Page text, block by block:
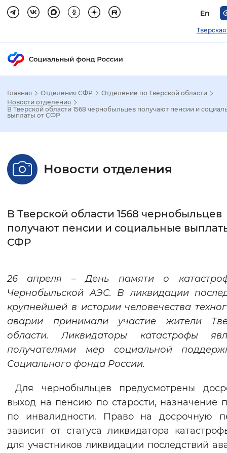
En
Стандартный Увеличенный
Без засечек С засечками
Цвет сайта
Монохромный Инверсивный
Синий фон
Изображения
Звуковой ассистент
Воспроизвести Остановить
Главная Отделения СФР
Отделение по Тверской области
Новости отделения
В Тверской области 1568 чернобыльцев получают пенсии и
выплаты от СФР
Новости отделения
В Тверской области 1568 чернобыльцев
получают пенсии и социальные
СФР
26 апреля – День памяти о
Чернобыльской АЭС. В ликвидации
крупнейшей в истории человечества
аварии принимали участие жители
области. Ликвидаторы катастрофы
получателями мер социальной
Социального фонда России.
Для чернобыльцев предусмотрены
выход на пенсию по старости, назначение
по инвалидности. Право на досрочную
зависит от статуса ликвидатора
для участников ликвидации последствий